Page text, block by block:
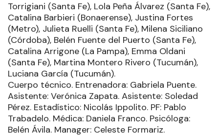
Torrigiani (Santa Fe), Lola Peña Álvarez (Santa Fe),
Catalina Barbieri (Bonaerense), Justina Fortes
(Metro), Julieta Ruelli (Santa Fe), Milena Siciliano
(Córdoba), Belén Fuente del Puerto (Santa Fe),
Catalina Arrigone (La Pampa), Emma Oldani
(Santa Fe), Martina Montero Rivero (Tucumán),
Luciana García (Tucumán).
Cuerpo técnico. Entrenadora: Gabriela Puente.
Asistente: Verónica Zapata. Asistente: Soledad
Pérez. Estadístico: Nicolás Ippolito. PF: Pablo
Trabadelo. Médica: Daniela Franco. Psicóloga:
Belén Ávila. Manager: Celeste Formariz.